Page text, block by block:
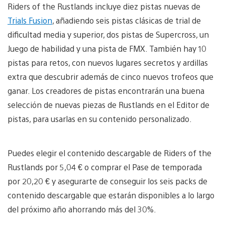
Riders of the Rustlands incluye diez pistas nuevas de
Trials Fusion, añadiendo seis pistas clásicas de trial de
dificultad media y superior, dos pistas de Supercross, un
Juego de habilidad y una pista de FMX. También hay 10
pistas para retos, con nuevos lugares secretos y ardillas
extra que descubrir además de cinco nuevos trofeos que
ganar. Los creadores de pistas encontrarán una buena
selección de nuevas piezas de Rustlands en el Editor de
pistas, para usarlas en su contenido personalizado.
Puedes elegir el contenido descargable de Riders of the
Rustlands por 5,04 € o comprar el Pase de temporada
por 20,20 € y asegurarte de conseguir los seis packs de
contenido descargable que estarán disponibles a lo largo
del próximo año ahorrando más del 30%.